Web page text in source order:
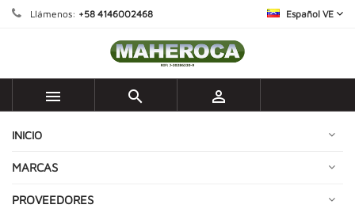
Llámenos: +58 4146002468 Español VE
  
INICIO
MARCAS
PROVEEDORES